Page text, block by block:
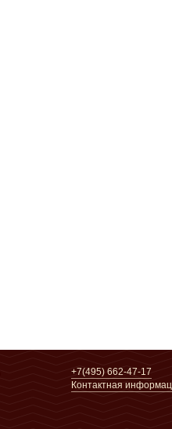
+7(495) 662-47-17
Контактная